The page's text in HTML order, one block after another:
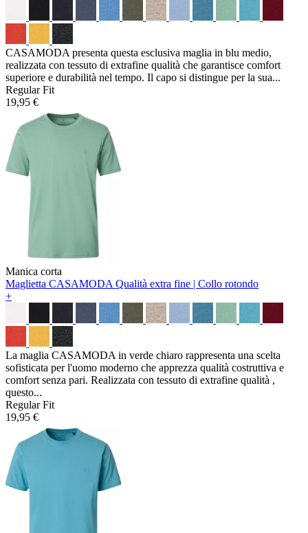
CASAMODA presenta questa esclusiva maglia in blu medio,
realizzata con tessuto di extrafine qualità che garantisce comfort
superiore e durabilità nel tempo. Il capo si distingue per la sua...
Regular Fit
19,95 €
Manica corta
Maglietta CASAMODA Qualità extra fine | Collo rotondo
+
La maglia CASAMODA in verde chiaro rappresenta una scelta
sofisticata per l'uomo moderno che apprezza qualità costruttiva e
comfort senza pari. Realizzata con tessuto di extrafine qualità ,
questo...
Regular Fit
19,95 €